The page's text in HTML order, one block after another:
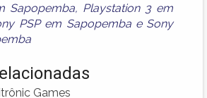
Sapopemba, Playstation 3 em
PSP em Sapopembae Sony
Games